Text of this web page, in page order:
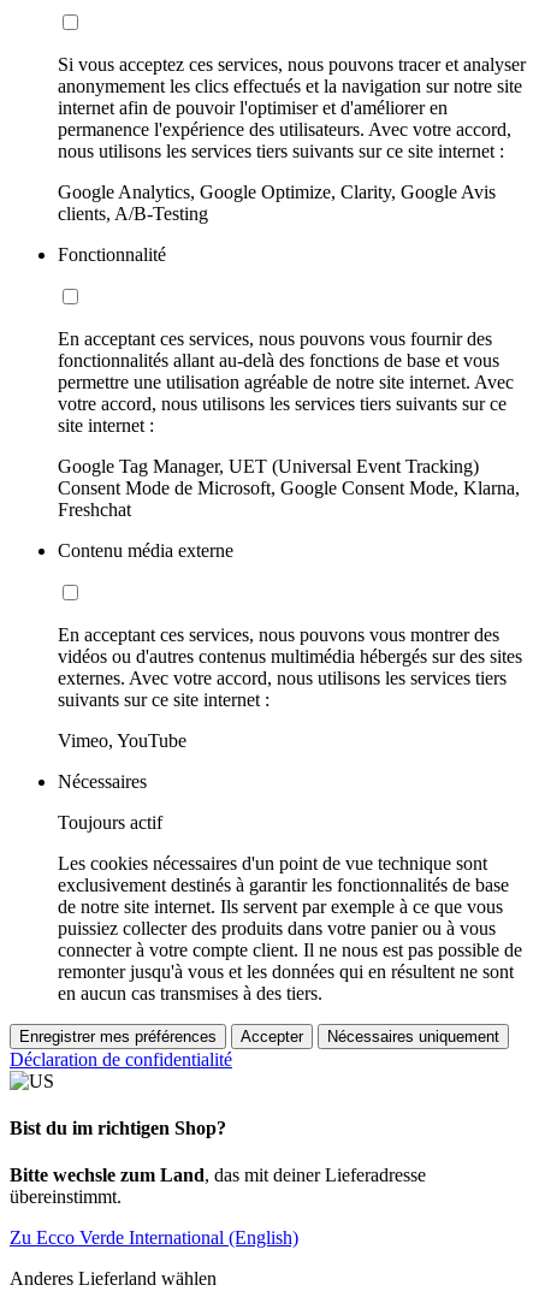
Si vous acceptez ces services, nous pouvons tracer et analyser
anonymement les clics effectués et la navigation sur notre site
internet afin de pouvoir l'optimiser et d'améliorer en
permanence l'expérience des utilisateurs. Avec votre accord,
nous utilisons les services tiers suivants sur ce site internet :
Google Analytics, Google Optimize, Clarity, Google Avis
clients, A/B-Testing
Fonctionnalité
En acceptant ces services, nous pouvons vous fournir des
fonctionnalités allant au-delà des fonctions de base et vous
permettre une utilisation agréable de notre site internet. Avec
votre accord, nous utilisons les services tiers suivants sur ce
site internet :
Google Tag Manager, UET (Universal Event Tracking)
Consent Mode de Microsoft, Google Consent Mode, Klarna,
Freshchat
Contenu média externe
En acceptant ces services, nous pouvons vous montrer des
vidéos ou d'autres contenus multimédia hébergés sur des sites
externes. Avec votre accord, nous utilisons les services tiers
suivants sur ce site internet :
Vimeo, YouTube
Nécessaires
Toujours actif
Les cookies nécessaires d'un point de vue technique sont
exclusivement destinés à garantir les fonctionnalités de base
de notre site internet. Ils servent par exemple à ce que vous
puissiez collecter des produits dans votre panier ou à vous
connecter à votre compte client. Il ne nous est pas possible de
remonter jusqu'à vous et les données qui en résultent ne sont
en aucun cas transmises à des tiers.
Enregistrer mes préférences Accepter Nécessaires uniquement
Déclaration de confidentialité
Bist du im richtigen Shop?
Bitte wechsle zum Land, das mit deiner Lieferadresse
übereinstimmt.
Zu Ecco Verde International (English)
Anderes Lieferland wählen